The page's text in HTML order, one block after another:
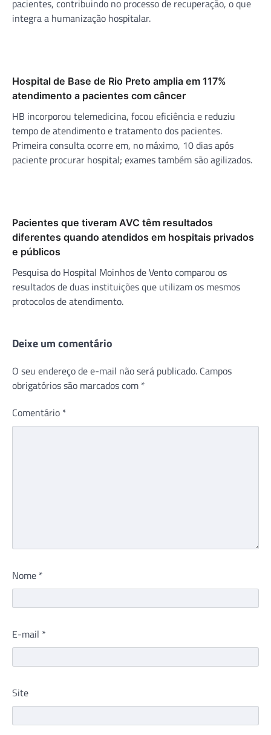
pacientes, contribuindo no processo de recuperação, o que
integra a humanização hospitalar.
Hospital de Base de Rio Preto amplia em 117%
atendimento a pacientes com câncer
HB incorporou telemedicina, focou eficiência e reduziu
tempo de atendimento e tratamento dos pacientes.
Primeira consulta ocorre em, no máximo, 10 dias após
paciente procurar hospital; exames também são agilizados.
Pacientes que tiveram AVC têm resultados
diferentes quando atendidos em hospitais privados
e públicos
Pesquisa do Hospital Moinhos de Vento comparou os
resultados de duas instituições que utilizam os mesmos
protocolos de atendimento.
Deixe um comentário
O seu endereço de e-mail não será publicado. Campos
obrigatórios são marcados com *
Comentário *
Nome *
E-mail *
Site